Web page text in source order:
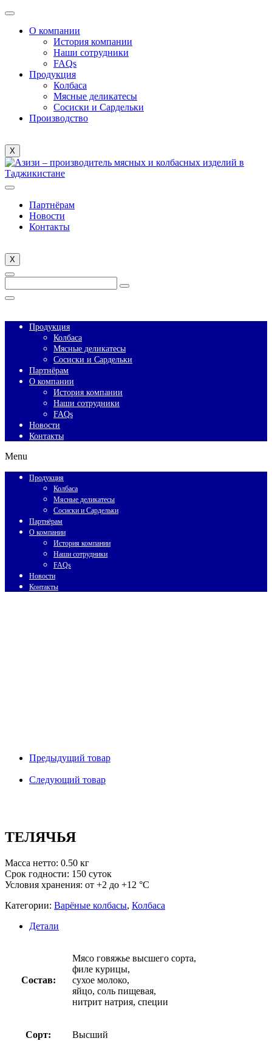
О компании
История компании
Наши сотрудники
FAQs
Продукция
Колбаса
Мясные деликатесы
Сосиски и Сардельки
Производство
X
Партнёрам
Новости
Контакты
X
Enter
Keyword
for:
Search
Close
Продукция
Колбаса
Мясные деликатесы
Сосиски и Сардельки
Партнёрам
О компании
История компании
Наши сотрудники
FAQs
Новости
Контакты
Menu
Продукция
Колбаса
Мясные деликатесы
Сосиски и Сардельки
Партнёрам
О компании
История компании
Наши сотрудники
FAQs
Новости
Контакты
Предыдущий товар
Следующий товар
ТЕЛЯЧЬЯ
Масса нетто: 0.50 кг
Срок годности: 150 суток
Условия хранения: от +2 до +12 °С
Категории: Варёные колбасы, Колбаса
Детали
Состав:
Мясо говяжье высшего сорта,
филе курицы,
сухое молоко,
яйцо, соль пищевая,
нитрит натрия, специи
Сорт: Высший